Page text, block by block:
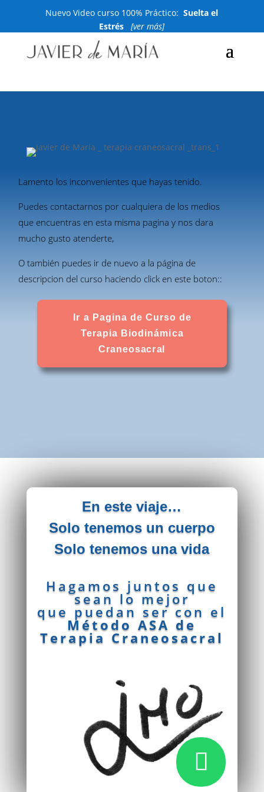
Nuevo Video curso 100% Práctico:Suelta el
Estrés
[ver más]
Lamento los inconvenientes que hayas tenido.
Puedes contactarnos por cualquiera de los medios
que encuentras en esta misma pagina y nos dara
mucho gusto atenderte,
O también puedes ir de nuevo a la página de
descripcion del curso haciendo click en este boton::
Ir a Pagina de Curso de
Terapia Biodinámica
Craneosacral
En este viaje…
Solo tenemos un cuerpo
Solo tenemos una vida
Hagamos juntos que
sean lo mejor
que puedan ser con el
Método ASA de
Terapia Craneosacral